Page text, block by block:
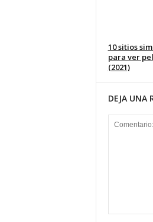
10 sitios
para ver
(2021)
DEJA UNA